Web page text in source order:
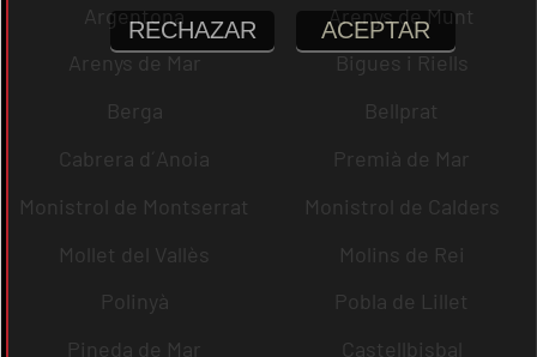
Argentona
Arenys de Munt
Arenys de Mar
Bigues i Riells
Berga
Bellprat
Cabrera d´Anoia
Premià de Mar
Monistrol de Montserrat
Monistrol de Calders
Mollet del Vallès
Molins de Rei
Polinyà
Pobla de Lillet
Pineda de Mar
Castellbisbal
RECHAZAR ACEPTAR